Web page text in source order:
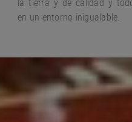
en un entorno inigualable.